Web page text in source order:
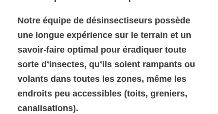
Notre équipe de désinsectiseurs possède
une longue expérience sur le terrain et un
savoir-faire optimal pour éradiquer toute
sorte d’insectes, qu’ils soient rampants ou
volants dans toutes les zones, même les
endroits peu accessibles (toits, greniers,
canalisations).